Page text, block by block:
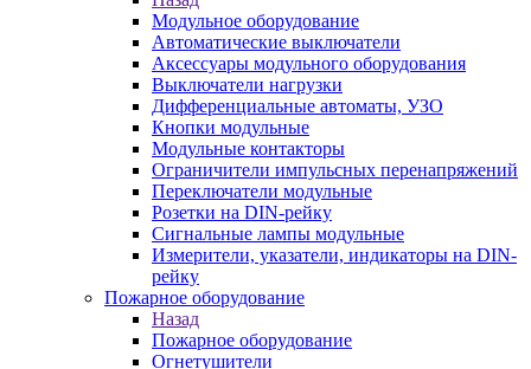
Модульное оборудование
Автоматические выключатели
Аксессуары модульного оборудования
Выключатели нагрузки
Дифференциальные автоматы, УЗО
Кнопки модульные
Модульные контакторы
Ограничители импульсных перенапряжений
Переключатели модульные
Розетки на DIN-рейку
Сигнальные лампы модульные
Измерители, указатели, индикаторы на DIN-
рейку
Пожарное оборудование
Назад
Пожарное оборудование
Огнетушители